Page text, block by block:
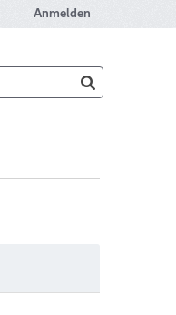
Anmelden